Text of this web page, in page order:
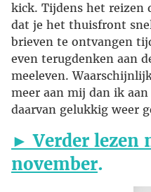
kick. Tijdens het reizen
dat je het thuisfront
brieven te ontvangen
even terugdenken aan
meeleven.
meer aan mij dan ik
daarvan gelukkig weer
► Verder lezen
november.